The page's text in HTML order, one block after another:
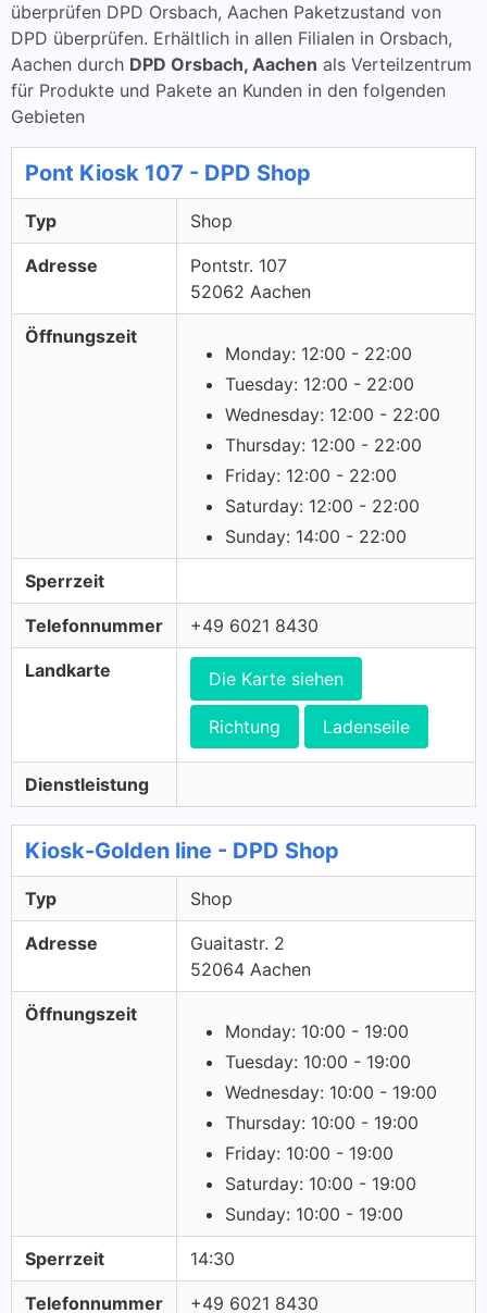
überprüfen DPD Orsbach, Aachen Paketzustand von
DPD überprüfen. Erhältlich in allen Filialen in Orsbach,
Aachen durch DPD Orsbach, Aachen als Verteilzentrum
für Produkte und Pakete an Kunden in den folgenden
Gebieten
Pont Kiosk 107 - DPD Shop
Typ Shop
Adresse
Pontstr. 107
52062 Aachen
Öffnungszeit
Monday: 12:00 - 22:00
Tuesday: 12:00 - 22:00
Wednesday: 12:00 - 22:00
Thursday: 12:00 - 22:00
Friday: 12:00 - 22:00
Saturday: 12:00 - 22:00
Sunday: 14:00 - 22:00
Sperrzeit
Telefonnummer +49 6021 8430
Landkarte Die Karte siehen
Richtung Ladenseile
Dienstleistung
Kiosk-Golden line - DPD Shop
Typ Shop
Adresse
Guaitastr. 2
52064 Aachen
Öffnungszeit
Monday: 10:00 - 19:00
Tuesday: 10:00 - 19:00
Wednesday: 10:00 - 19:00
Thursday: 10:00 - 19:00
Friday: 10:00 - 19:00
Saturday: 10:00 - 19:00
Sunday: 10:00 - 19:00
Sperrzeit 14:30
Telefonnummer +49 6021 8430